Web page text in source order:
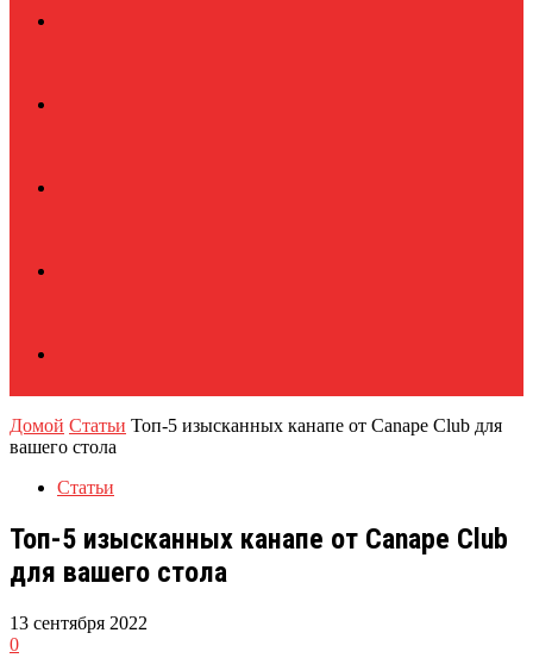
Домой Статьи Топ-5 изысканных канапе от Canape Club для
вашего стола
Статьи
Топ-5 изысканных канапе от Canape Club
для вашего стола
13 сентября 2022
0